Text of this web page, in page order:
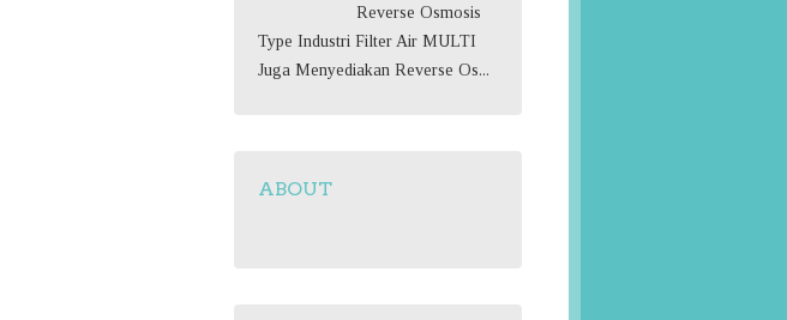
Reverse Osmosis
Type Industri Filter Air MULTI
Juga Menyediakan Reverse Os...
ABOUT